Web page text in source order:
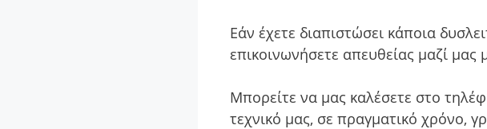
Εάν έχετε διαπιστώσει κάποια
επικοινωνήσετε απευθείας μαζί
Μπορείτε να μας καλέσετε στο
τεχνικό μας, σε πραγματικό χρόνο,